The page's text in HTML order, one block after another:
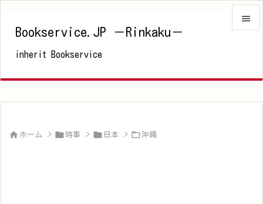
Bookservice.JP －Rinkaku－
inherit Bookservice


 ホーム >  時事 >  日本 > 沖縄